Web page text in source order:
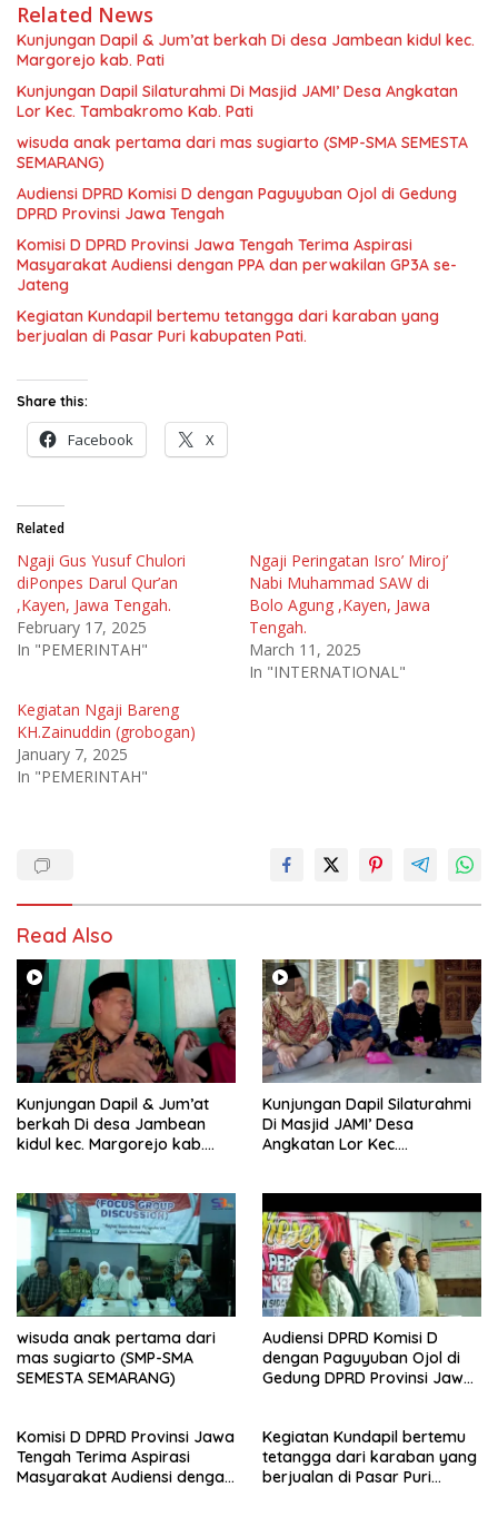
Related News
Kunjungan Dapil & Jum’at berkah Di desa Jambean kidul kec.
Margorejo kab. Pati
Kunjungan Dapil Silaturahmi Di Masjid JAMI’ Desa Angkatan
Lor Kec. Tambakromo Kab. Pati
wisuda anak pertama dari mas sugiarto (SMP-SMA SEMESTA
SEMARANG)
Audiensi DPRD Komisi D dengan Paguyuban Ojol di Gedung
DPRD Provinsi Jawa Tengah
Komisi D DPRD Provinsi Jawa Tengah Terima Aspirasi
Masyarakat Audiensi dengan PPA dan perwakilan GP3A se-
Jateng
Kegiatan Kundapil bertemu tetangga dari karaban yang
berjualan di Pasar Puri kabupaten Pati.
Share this:
Facebook X
Related
Ngaji Gus Yusuf Chulori
diPonpes Darul Qur’an
,Kayen, Jawa Tengah.
February 17, 2025
In "PEMERINTAH"
Ngaji Peringatan Isro’ Miroj’
Nabi Muhammad SAW di
Bolo Agung ,Kayen, Jawa
Tengah.
March 11, 2025
In "INTERNATIONAL"
Kegiatan Ngaji Bareng
KH.Zainuddin (grobogan)
January 7, 2025
In "PEMERINTAH"
Read Also
Kunjungan Dapil & Jum’at
berkah Di desa Jambean
kidul kec. Margorejo kab.
Kunjungan Dapil Silaturahmi
Di Masjid JAMI’ Desa
Angkatan Lor Kec.
wisuda anak pertama dari
mas sugiarto (SMP-SMA
SEMESTA SEMARANG)
Audiensi DPRD Komisi D
dengan Paguyuban Ojol di
Gedung DPRD Provinsi Jawa
Komisi D DPRD Provinsi Jawa
Tengah Terima Aspirasi
Masyarakat Audiensi dengan
Kegiatan Kundapil bertemu
tetangga dari karaban yang
berjualan di Pasar Puri